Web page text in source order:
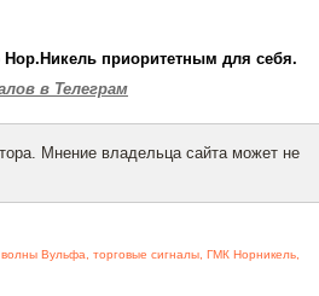
приоритетным для себя.
в Телеграм
Мнение владельца сайта может не
волны Вульфа торговые сигналы ГМК Норникель